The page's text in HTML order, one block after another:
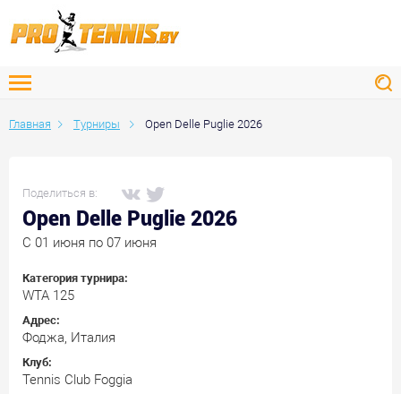
Главная Турниры Open Delle Puglie 2026
Поделиться в:
Open Delle Puglie 2026
C 01 июня по 07 июня
Категория турнира:
WTA 125
Адрес:
Фоджа, Италия
Клуб:
Tennis Club Foggia